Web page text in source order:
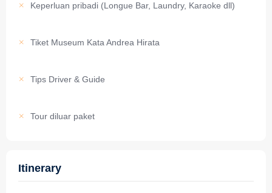
Keperluan pribadi (Longue Bar, Laundry, Karaoke dll)
Tiket Museum Kata Andrea Hirata
Tips Driver & Guide
Tour diluar paket
Itinerary